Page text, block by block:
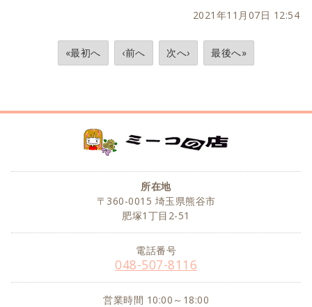
2021年11月07日 12:54
«最初へ ‹前へ 次へ› 最後へ»
所在地
〒360-0015 埼玉県熊谷市
肥塚1丁目2-51
電話番号
048-507-8116
営業時間 10:00～18:00